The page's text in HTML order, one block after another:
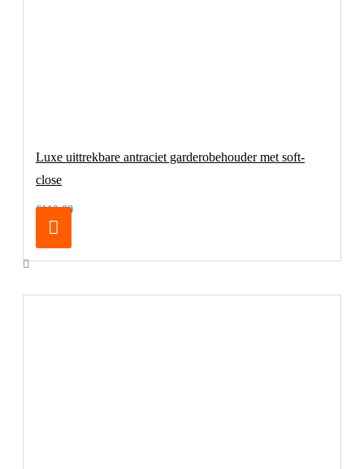
Luxe uittrekbare antraciet garderobehouder met soft-
close
€119,00